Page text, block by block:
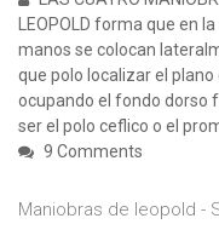
LEOPOLD forma que en
manos se colocan
que polo localizar el
ocupando el fondo dorso
ser el polo ceflico o el
9 Comments
Maniobras de leopold -